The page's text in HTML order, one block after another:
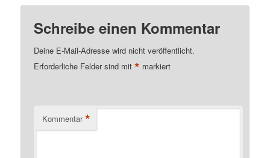
Schreibe einen Kommentar
Deine E-Mail-Adresse wird nicht veröffentlicht.
Erforderliche Felder sind mit* markiert
Kommentar *